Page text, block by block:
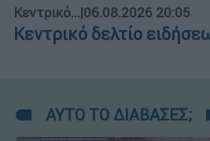
Κεντρικό...|06.08.2026 20:05
Κεντρικό δελτίο
ΑΥΤΟ ΤΟ ΔΙΑΒΑΣΕΣ;